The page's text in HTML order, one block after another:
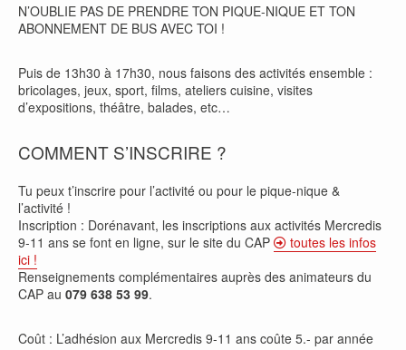
N’OUBLIE PAS DE PRENDRE TON PIQUE-NIQUE ET TON
ABONNEMENT DE BUS AVEC TOI !
Puis de 13h30 à 17h30, nous faisons des activités ensemble :
bricolages, jeux, sport, films, ateliers cuisine, visites
d’expositions, théâtre, balades, etc…
COMMENT S’INSCRIRE ?
Tu peux t’inscrire pour l’activité ou pour le pique-nique &
l’activité !
Inscription : Dorénavant, les inscriptions aux activités Mercredis
9-11 ans se font en ligne, sur le site du CAP
toutes les infos
ici !
Renseignements complémentaires auprès des animateurs du
CAP au 079 638 53 99.
Coût : L’adhésion aux Mercredis 9-11 ans coûte 5.- par année